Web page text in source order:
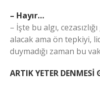
– Hayır…
– İşte bu algı,
alacak ama ön tepkiyi,
duymadığı zaman bu
ARTIK YETER DENMESİ